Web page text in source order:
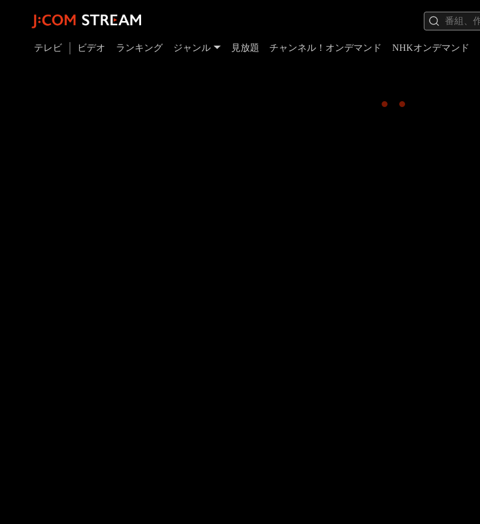
テレビ ビデオ ランキング ジャンル 見放題 チャンネル！オンデマンド NHKオンデマンド